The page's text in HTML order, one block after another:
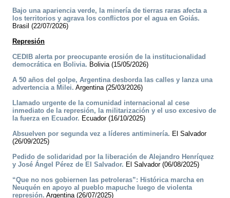
Bajo una apariencia verde, la minería de tierras raras afecta a
los territorios y agrava los conflictos por el agua en Goiás.
Brasil (22/07/2026)
Represión
CEDIB alerta por preocupante erosión de la institucionalidad
democrática en Bolivia. Bolivia (15/05/2026)
A 50 años del golpe, Argentina desborda las calles y lanza una
advertencia a Milei. Argentina (25/03/2026)
Llamado urgente de la comunidad internacional al cese
inmediato de la represión, la militarización y el uso excesivo de
la fuerza en Ecuador. Ecuador (16/10/2025)
Absuelven por segunda vez a líderes antiminería. El Salvador
(26/09/2025)
Pedido de solidaridad por la liberación de Alejandro Henríquez
y José Ángel Pérez de El Salvador. El Salvador (06/08/2025)
“Que no nos gobiernen las petroleras”: Histórica marcha en
Neuquén en apoyo al pueblo mapuche luego de violenta
represión. Argentina (26/07/2025)